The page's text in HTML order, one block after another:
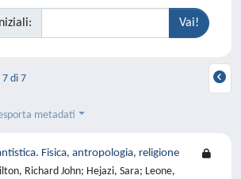
di 7
metadati
Fisica, antropologia, religione
Richard John; Hejazi, Sara; Leone,